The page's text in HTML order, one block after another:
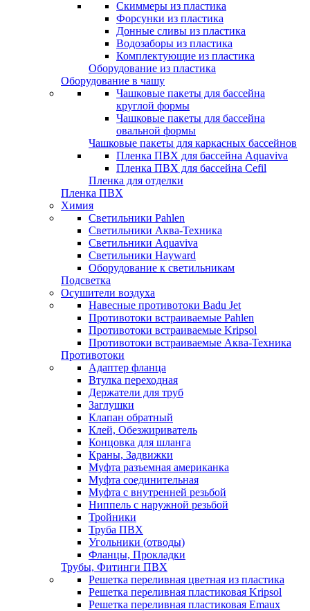
Скиммеры из пластика
Форсунки из пластика
Донные сливы из пластика
Водозаборы из пластика
Комплектующие из пластика
Оборудование из пластика
Оборудование в чашу
Чашковые пакеты для бассейна
круглой формы
Чашковые пакеты для бассейна
овальной формы
Чашковые пакеты для каркасных бассейнов
Пленка ПВХ для бассейна Aquaviva
Пленка ПВХ для бассейна Cefil
Пленка для отделки
Пленка ПВХ
Химия
Светильники Pahlen
Светильники Аква-Техника
Светильники Aquaviva
Светильники Hayward
Оборудование к светильникам
Подсветка
Осушители воздуха
Навесные противотоки Badu Jet
Противотоки встраиваемые Pahlen
Противотоки встраиваемые Kripsol
Противотоки встраиваемые Аква-Техника
Противотоки
Адаптер фланца
Втулка переходная
Держатели для труб
Заглушки
Клапан обратный
Клей, Обезжириватель
Концовка для шланга
Краны, Задвижки
Муфта разъемная американка
Муфта соединительная
Муфта с внутренней резьбой
Ниппель с наружной резьбой
Тройники
Труба ПВХ
Угольники (отводы)
Фланцы, Прокладки
Трубы, Фитинги ПВХ
Решетка переливная цветная из пластика
Решетка переливная пластиковая Kripsol
Решетка переливная пластиковая Emaux